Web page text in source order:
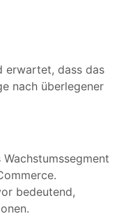
erwartet, dass das
nach überlegener
Wachstumssegment
bedeutend,